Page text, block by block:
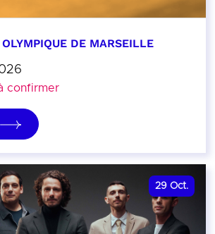
DE MARSEILLE
confirmer
29 Oct.